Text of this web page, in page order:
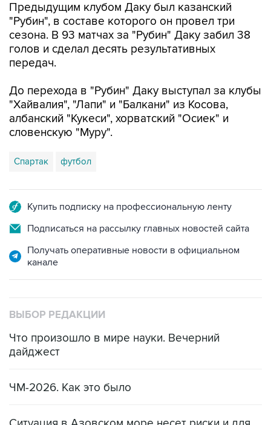
Предыдущим клубом Даку был казанский
"Рубин", в составе которого он провел три
сезона. В 93 матчах за "Рубин" Даку забил 38
голов и сделал десять результативных
передач.
До перехода в "Рубин" Даку выступал за клубы
"Хайвалия", "Лапи" и "Балкани" из Косова,
албанский "Кукеси", хорватский "Осиек" и
словенскую "Муру".
Спартак футбол
Купить подписку на профессиональную ленту
Подписаться на рассылку главных новостей сайта
Получать оперативные новости в официальном
канале
ВЫБОР РЕДАКЦИИ
Что произошло в мире науки. Вечерний
дайджест
ЧМ-2026. Как это было